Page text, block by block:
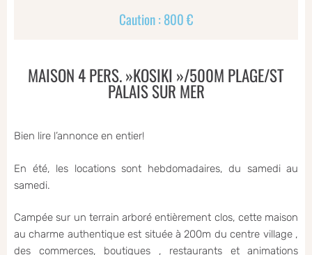
Caution : 800 €
MAISON 4 PERS. »KOSIKI »/500M PLAGE/ST
PALAIS SUR MER
Bien lire l’annonce en entier!
En été, les locations sont hebdomadaires, du samedi au
samedi.
Campée sur un terrain arboré entièrement clos, cette maison
au charme authentique est située à 200m du centre village ,
des commerces, boutiques , restaurants et animations